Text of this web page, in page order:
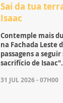
Sai da tua
Isaac
Contemple mais
na Fachada Leste
passagens a
sacrifício de Isaac".
31 JUL 2026 - 07H00